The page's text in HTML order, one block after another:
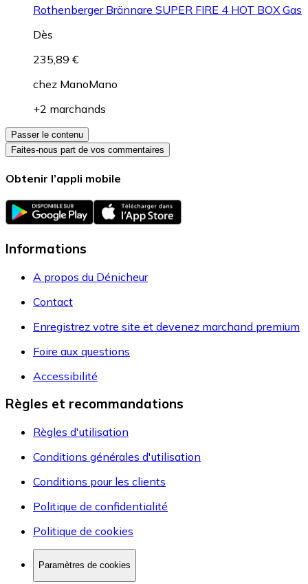
Rothenberger Brännare SUPER FIRE 4 HOT BOX Gas
Dès
235,89 €
chez ManoMano
+2 marchands
Passer le contenu
Faites-nous part de vos commentaires
Obtenir l’appli mobile
Informations
A propos du Dénicheur
Contact
Enregistrez votre site et devenez marchand premium
Foire aux questions
Accessibilité
Règles et recommandations
Règles d'utilisation
Conditions générales d'utilisation
Conditions pour les clients
Politique de confidentialité
Politique de cookies
Paramètres de cookies